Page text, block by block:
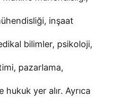
inşaat
bilimler, psikoloji,
pazarlama,
hukuk yer alır. Ayrıca